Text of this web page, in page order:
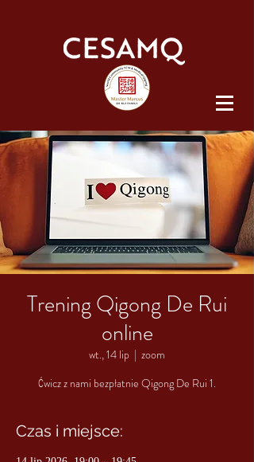
Trening Qigong De Rui
online
wt., 14 lip
  |
zoom
Ćwicz z nami bezpłatnie Qigong De Rui 1.
Czas i miejsce: